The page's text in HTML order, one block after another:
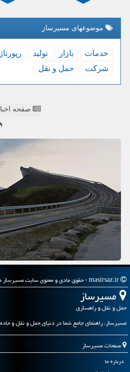
موضوعهای مسیرساز
خدمات بازار تولید رپورتاژ
شركت
حمل و نقل
صفحه
مسیرساز
حمل و نقل و راهسازی
مسیرساز، راهنمای جامع شما در دنیای حمل و نقل و
صفحات مسیرساز
درباره ما